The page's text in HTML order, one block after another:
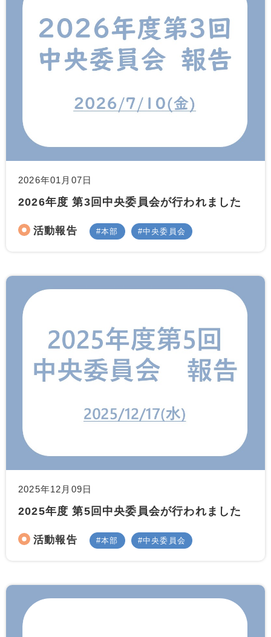
2026年01月07日
2026年度 第3回中央委員会が行われました
活動報告 本部 中央委員会
2025年12月09日
2025年度 第5回中央委員会が行われました
活動報告 本部 中央委員会